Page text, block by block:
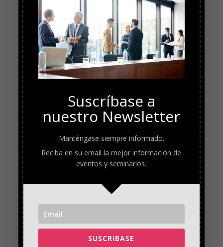
Suscríbase a
nuestro Newsletter
Manténgase siempre informado.
Reciba en su email la mejor información de
eventos y seminarios.
SUSCRIBASE